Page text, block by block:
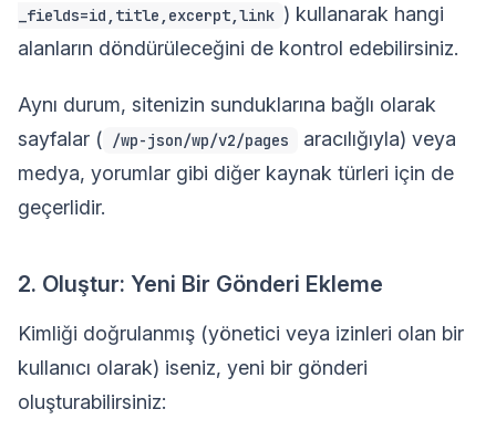
_fields=id,title,excerpt,link ) kullanarak hangi
alanların döndürüleceğini de kontrol edebilirsiniz.
Aynı durum, sitenizin sunduklarına bağlı olarak
sayfalar ( /wp-json/wp/v2/pages
aracılığıyla) veya
medya, yorumlar gibi diğer kaynak türleri için de
geçerlidir.
2. Oluştur: Yeni Bir Gönderi Ekleme
Kimliği doğrulanmış (yönetici veya izinleri olan bir
kullanıcı olarak) iseniz, yeni bir gönderi
oluşturabilirsiniz: